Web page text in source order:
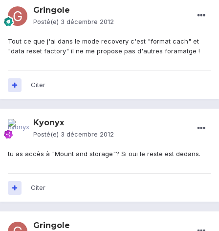
Gringole
Posté(e) 3 décembre 2012
Tout ce que j'ai dans le mode recovery c'est "format cach" et
"data reset factory" il ne me propose pas d'autres foramatge !
Citer
Kyonyx
Posté(e) 3 décembre 2012
tu as accès à "Mount and storage"? Si oui le reste est dedans.
Citer
Gringole